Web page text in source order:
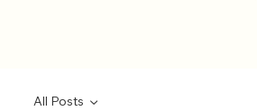
All Posts